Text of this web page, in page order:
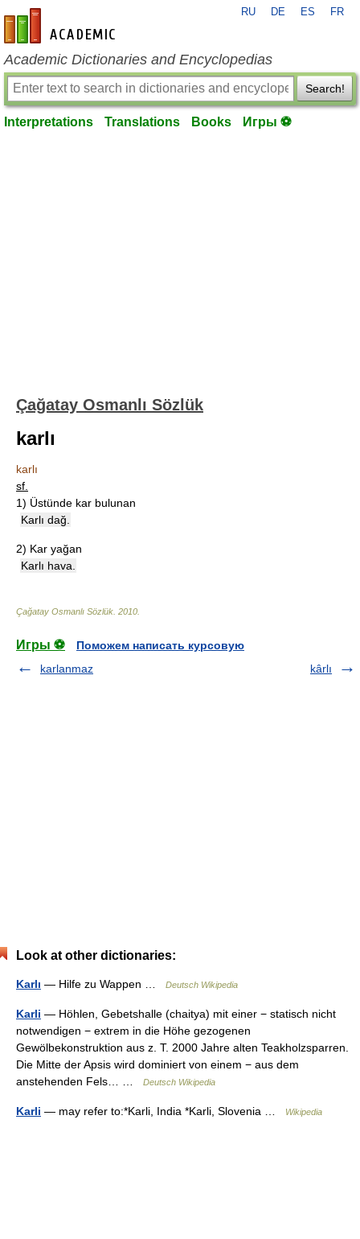
en-academic.com
RU DE ES FR
Academic Dictionaries and Encyclopedias
Search!
Interpretations Translations Books Игры ⚽
Çağatay Osmanlı Sözlük
karlı
karlı
sf.
1) Üstünde kar bulunan
Karlı dağ.
2) Kar yağan
Karlı hava.
Çağatay Osmanlı Sözlük 2010
Игры ⚽
Поможем написать курсовую
karlanmaz
kârlı
Look at other dictionaries:
Karlı — Hilfe zu Wappen … Deutsch Wikipedia
Karli — Höhlen, Gebetshalle (chaitya) mit einer − statisch nicht
notwendigen − extrem in die Höhe gezogenen
Gewölbekonstruktion aus z. T. 2000 Jahre alten Teakholzsparren.
Die Mitte der Apsis wird dominiert von einem − aus dem
anstehenden Fels… …
Deutsch Wikipedia
Karli — may refer to:*Karli, India *Karli, Slovenia … Wikipedia